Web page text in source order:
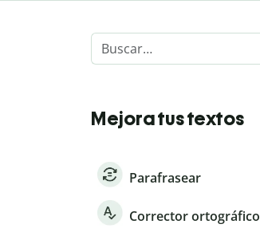
Mejora tus textos
Parafrasear
Corrector ortográfico